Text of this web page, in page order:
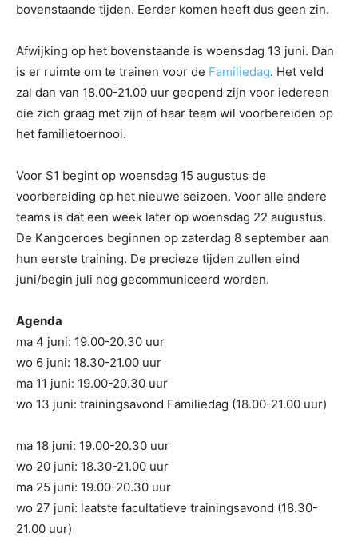
bovenstaande tijden. Eerder komen heeft dus geen zin.
Afwijking op het bovenstaande is woensdag 13 juni. Dan
is er ruimte om te trainen voor de Familiedag. Het veld
zal dan van 18.00-21.00 uur geopend zijn voor iedereen
die zich graag met zijn of haar team wil voorbereiden op
het familietoernooi.
Voor S1 begint op woensdag 15 augustus de
voorbereiding op het nieuwe seizoen. Voor alle andere
teams is dat een week later op woensdag 22 augustus.
De Kangoeroes beginnen op zaterdag 8 september aan
hun eerste training. De precieze tijden zullen eind
juni/begin juli nog gecommuniceerd worden.
Agenda
ma 4 juni: 19.00-20.30 uur
wo 6 juni: 18.30-21.00 uur
ma 11 juni: 19.00-20.30 uur
wo 13 juni: trainingsavond Familiedag (18.00-21.00 uur)
ma 18 juni: 19.00-20.30 uur
wo 20 juni: 18.30-21.00 uur
ma 25 juni: 19.00-20.30 uur
wo 27 juni: laatste facultatieve trainingsavond (18.30-
21.00 uur)